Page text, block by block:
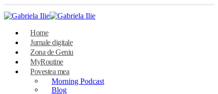
Home
Jurnale digitale
Zona de Geniu
MyRoutine
Povestea mea
Morning Podcast
Blog